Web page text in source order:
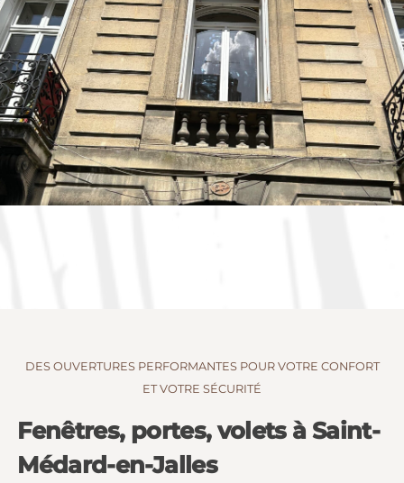
DES OUVERTURES PERFORMANTES POUR VOTRE CONFORT
ET VOTRE SÉCURITÉ
Fenêtres, portes, volets à Saint-
Médard-en-Jalles